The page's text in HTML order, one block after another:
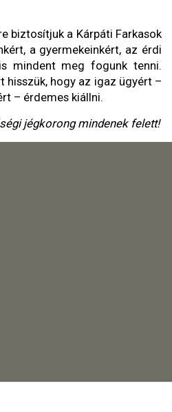
biztosítjuk a Kárpáti Farkasok
a gyermekeinkért, az érdi
mindent meg fogunk tenni.
hisszük, hogy az igaz ügyért –
– érdemes kiállni.
jégkorong mindenek felett!